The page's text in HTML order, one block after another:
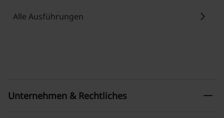
Alle Ausführungen chevron_right
Unternehmen & Rechtliches remove